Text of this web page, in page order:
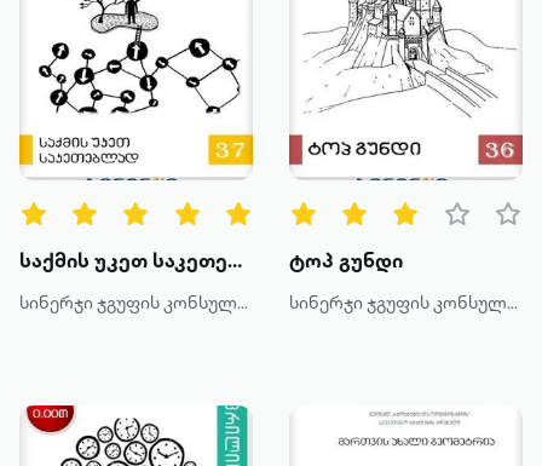
საქმის უკეთ საკეთებლად
სინერჯი ჯგუფის კონსულტანტები
ტოპ გუნდი
სინერჯი ჯგუფის კონსულტანტები